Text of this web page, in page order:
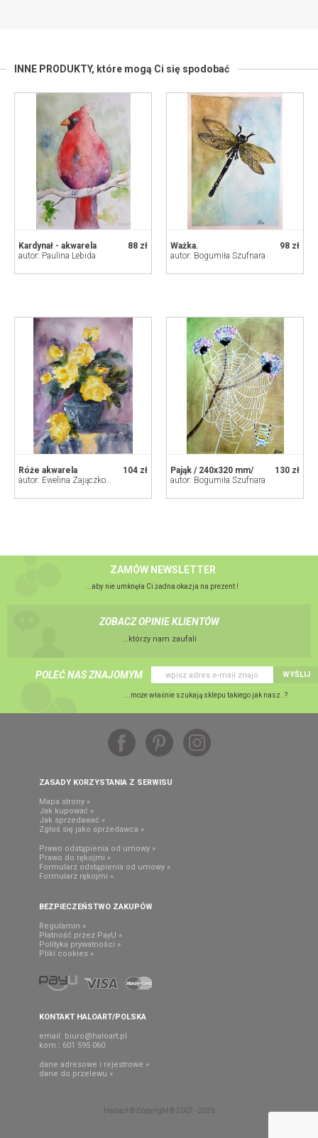
INNE PRODUKTY, które mogą Ci się spodobać
88 zł
Kardynał - akwarela
autor: Paulina Lebida
98 zł
Ważka.
autor: Bogumiła Szufnara
104 zł
Róże akwarela
autor: Ewelina Zajączkowska
130 zł
Pająk / 240x320 mm/
autor: Bogumiła Szufnara
ZAMÓW NEWSLETTER
...aby nie umknęła Ci żadna okazja na prezent !
ZOBACZ OPINIE KLIENTÓW
...którzy nam zaufali
POLEĆ NAS ZNAJOMYM WYŚLIJ
...może właśnie szukają sklepu takiego jak nasz..?
ZASADY KORZYSTANIA Z SERWISU
Mapa strony »
Jak kupować »
Jak sprzedawać »
Zgłoś się jako sprzedawca »
Prawo odstąpienia od umowy »
Prawo do rękojmi »
Formularz odstąpienia od umowy »
Formularz rękojmi »
BEZPIECZEŃSTWO ZAKUPÓW
Regulamin »
Płatność przez PayU »
Polityka prywatności »
Pliki cookies »
KONTAKT HALOART/POLSKA
email: biuro@haloart.pl
kom.: 601 595 060
dane adresowe i rejestrowe »
dane do przelewu »
Haloart © Copyright © 2007 - 2026